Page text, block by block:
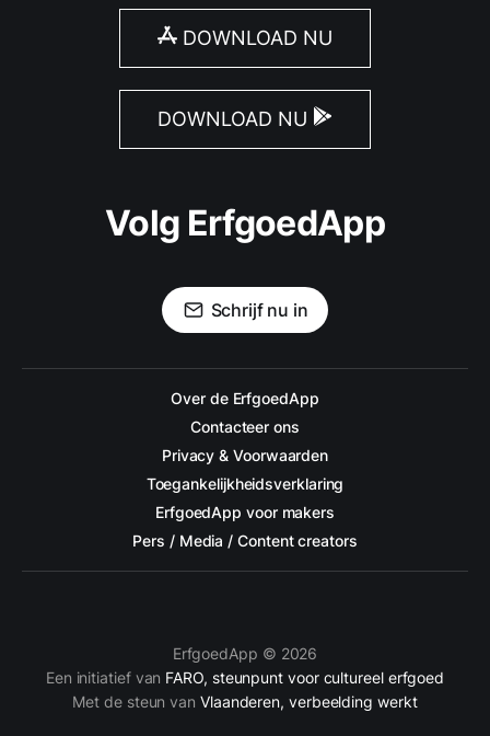
DOWNLOAD NU
DOWNLOAD NU
Volg ErfgoedApp
Schrijf nu in
Over de ErfgoedApp
Contacteer ons
Privacy & Voorwaarden
Toegankelijkheidsverklaring
ErfgoedApp voor makers
Pers / Media / Content creators
ErfgoedApp © 2026
Een initiatief van FARO, steunpunt voor cultureel erfgoed
Met de steun van Vlaanderen, verbeelding werkt